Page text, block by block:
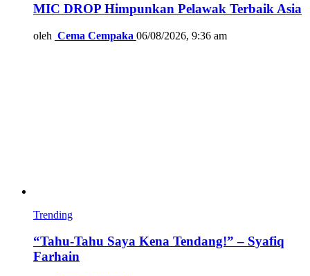
MIC DROP Himpunkan Pelawak Terbaik Asia
oleh Cema Cempaka 06/08/2026, 9:36 am
Trending
“Tahu-Tahu Saya Kena Tendang!” – Syafiq
Farhain